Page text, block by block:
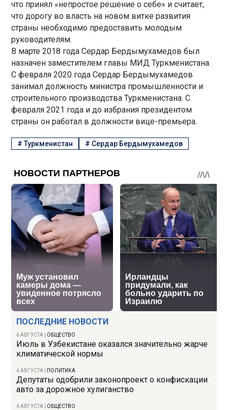
ПОСЛЕДНИЕ НОВОСТИ
6 АВГУСТА ОБЩЕСТВО
Июль в Узбекистане оказался значительно жарче
климатической нормы
6 АВГУСТА ПОЛИТИКА
Депутаты одобрили законопроект о конфискации
авто за дорожное хулиганство
6 АВГУСТА ОБЩЕСТВО
что принял «непростое решение о себе» и считает,
что дорогу во власть на новом витке развития
страны необходимо предоставить молодым
руководителям.
В марте 2018 года Сердар Бердымухамедов был
назначен заместителем главы МИД Туркменистана.
С февраля 2020 года Сердар Бердымухамедов
занимал должность министра промышленности и
строительного производства Туркменистана. С
февраля 2021 года и до избрания президентом
страны он работал в должности вице-премьера.
#Туркменистан # Сердар Бердымухамедов